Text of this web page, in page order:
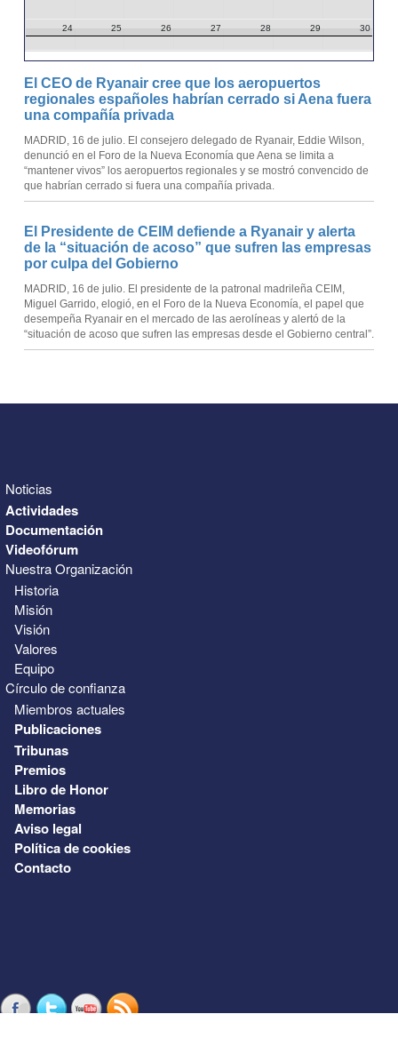
24 25 26 27 28 29 30
El CEO de Ryanair cree que los aeropuertos
regionales españoles habrían cerrado si Aena fuera
una compañía privada
MADRID, 16 de julio. El consejero delegado de Ryanair, Eddie Wilson,
denunció en el Foro de la Nueva Economía que Aena se limita a
“mantener vivos” los aeropuertos regionales y se mostró convencido de
que habrían cerrado si fuera una compañía privada.
El Presidente de CEIM defiende a Ryanair y alerta
de la “situación de acoso” que sufren las empresas
por culpa del Gobierno
MADRID, 16 de julio. El presidente de la patronal madrileña CEIM,
Miguel Garrido, elogió, en el Foro de la Nueva Economía, el papel que
desempeña Ryanair en el mercado de las aerolíneas y alertó de la
“situación de acoso que sufren las empresas desde el Gobierno central”.
Noticias
Actividades
Documentación
Videofórum
Nuestra Organización
Historia
Misión
Visión
Valores
Equipo
Círculo de confianza
Miembros actuales
Publicaciones
Tribunas
Premios
Libro de Honor
Memorias
Aviso legal
Política de cookies
Contacto